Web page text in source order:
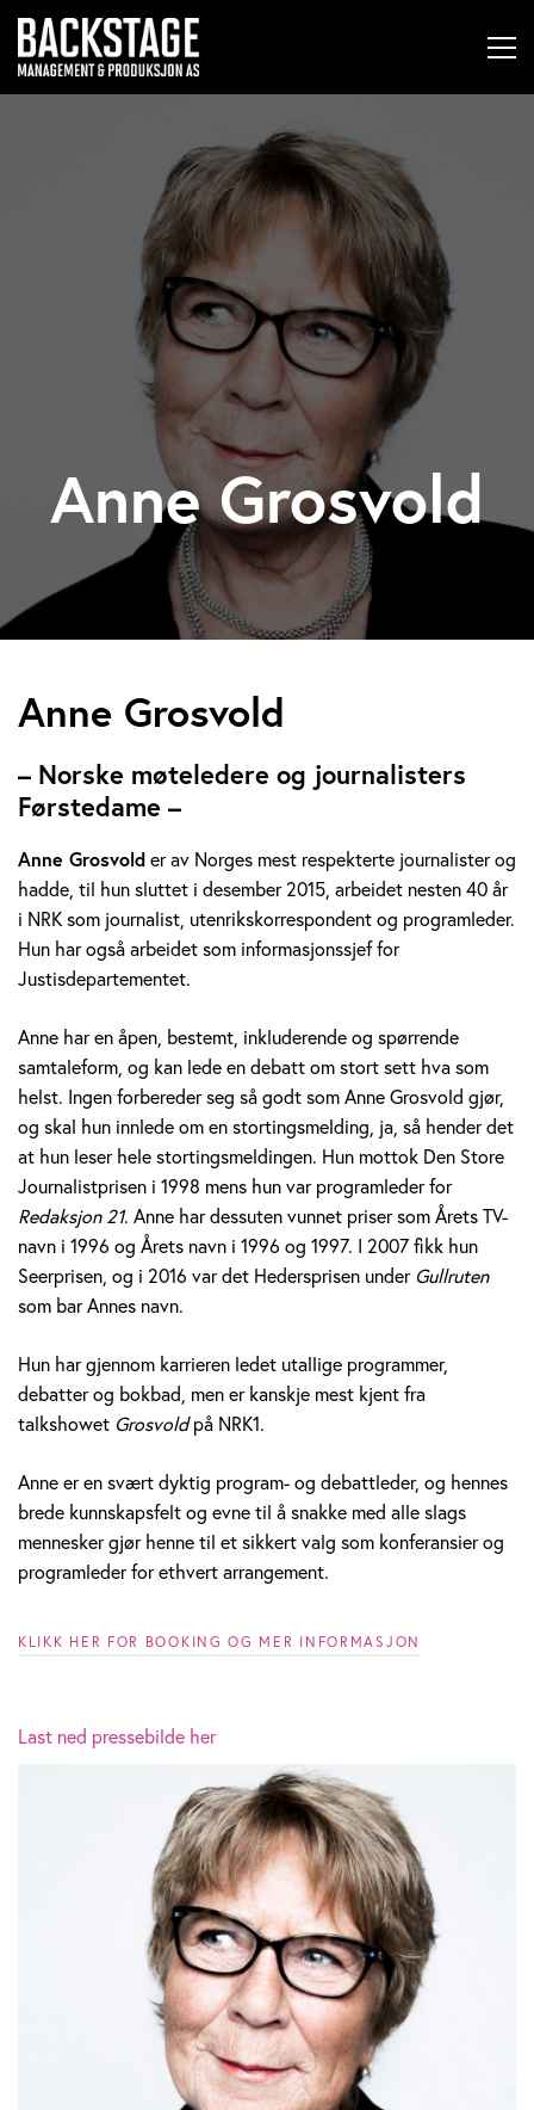
Anne Grosvold
A
n
n
e
G
r
s
v
o
l
d
Anne Grosvold
– Norske møteledere og journalisters
Førstedame –
Anne Grosvold er av Norges mest respekterte journalister og
hadde, til hun sluttet i desember 2015, arbeidet nesten 40 år
i NRK som journalist, utenrikskorrespondent og programleder.
Hun har også arbeidet som informasjonssjef for
Justisdepartementet.
Anne har en åpen, bestemt, inkluderende og spørrende
samtaleform, og kan lede en debatt om stort sett hva som
helst. Ingen forbereder seg så godt som Anne Grosvold gjør,
og skal hun innlede om en stortingsmelding, ja, så hender det
at hun leser hele stortingsmeldingen. Hun mottok Den Store
Journalistprisen i 1998 mens hun var programleder for
Redaksjon 21. Anne har dessuten vunnet priser som Årets TV-
navn i 1996 og Årets navn i 1996 og 1997. I 2007 fikk hun
Seerprisen, og i 2016 var det Hedersprisen under Gullruten
som bar Annes navn.
Hun har gjennom karrieren ledet utallige programmer,
debatter og bokbad, men er kanskje mest kjent fra
talkshowet Grosvoldpå NRK1.
Anne er en svært dyktig program- og debattleder, og hennes
brede kunnskapsfelt og evne til å snakke med alle slags
mennesker gjør henne til et sikkert valg som konferansier og
programleder for ethvert arrangement.
KLIKK HER FOR BOOKING OG MER INFORMASJON
Last ned pressebilde her